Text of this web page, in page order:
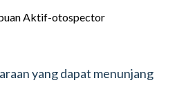
yang dapat menunjang